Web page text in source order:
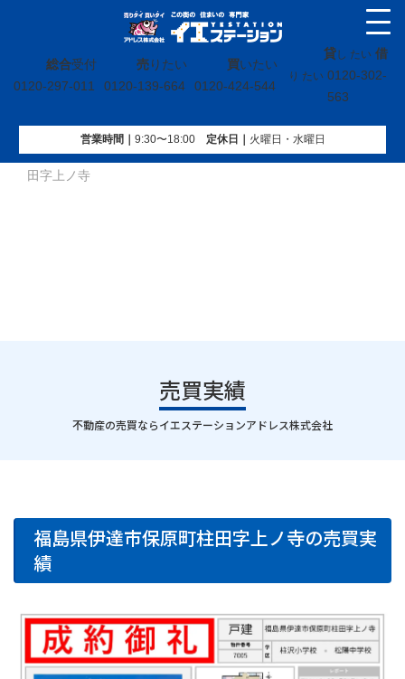
総合受付
0120-297-011
売りたい
0120-139-664
買いたい
0120-424-544
貸し たい 借
り たい 0120-302-
563
営業時間｜ 9:30〜18:00定休⽇｜ 火曜⽇・水曜⽇
イエステーション»売買実績»戸建»福島県伊達市保原町柱
田字上ノ寺
売買実績
｜
不動産の売買ならイエステーションアドレス株式会社
福島県伊達市保原町柱田字上ノ寺の売買実
績